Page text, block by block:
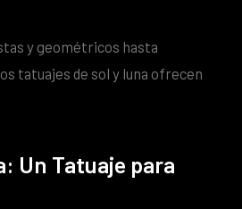
y geométricos hasta
tatuajes de sol y luna ofrecen
Un Tatuaje para